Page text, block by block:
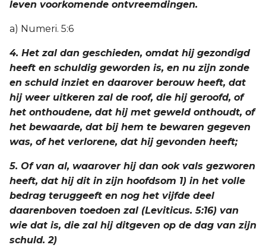
leven voorkomende ontvreemdingen.
a) Numeri. 5:6
4. Het zal dan geschieden, omdat hij gezondigd
heeft en schuldig geworden is, en nu zijn zonde
en schuld inziet en daarover berouw heeft, dat
hij weer uitkeren zal de roof, die hij geroofd, of
het onthoudene, dat hij met geweld onthoudt, of
het bewaarde, dat bij hem te bewaren gegeven
was, of het verlorene, dat hij gevonden heeft;
5. Of van al, waarover hij dan ook vals gezworen
heeft, dat hij dit in zijn hoofdsom 1) in het volle
bedrag teruggeeft en nog het vijfde deel
daarenboven toedoen zal (Leviticus. 5:16) van
wie dat is, die zal hij ditgeven op de dag van zijn
schuld. 2)